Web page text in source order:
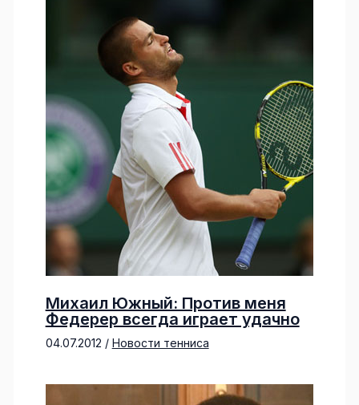
Михаил Южный: Против меня
Федерер всегда играет удачно
04.07.2012 / Новости тенниса